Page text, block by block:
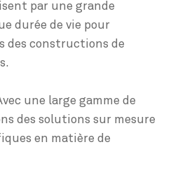
par une grande
durée de vie pour
des constructions de
une large gamme de
des solutions sur mesure
en matière de